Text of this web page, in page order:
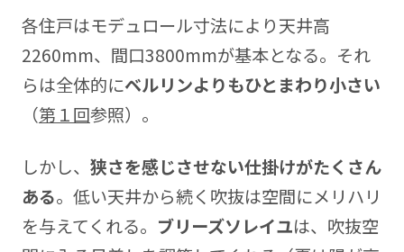
各住戸はモデュロール寸法により天井高
2260mm、間口3800mmが基本となる。それ
らは全体的にベルリンよりもひとまわり小さい
（第１回参照）。
しかし、 狭さを感じさせない仕掛けがたくさん
ある。低い天井から続く吹抜は空間にメリハリ
を与えてくれる。 ブリーズソレイユは、吹抜空